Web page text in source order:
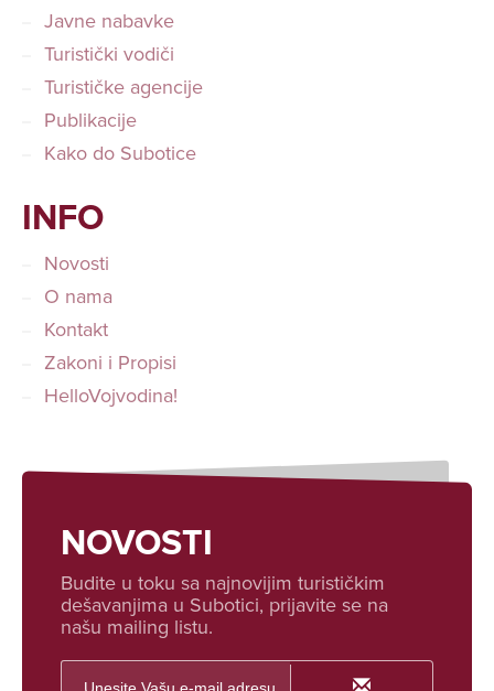
Javne nabavke
Turistički vodiči
Turističke agencije
Publikacije
Kako do Subotice
INFO
Novosti
O nama
Kontakt
Zakoni i Propisi
HelloVojvodina!
NOVOSTI
Budite u toku sa najnovijim turističkim
dešavanjima u Subotici, prijavite se na
našu mailing listu.